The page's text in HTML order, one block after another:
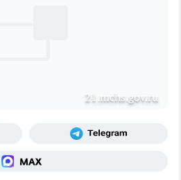
21.mchs.gov.ru